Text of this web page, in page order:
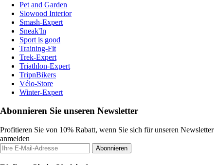
Pet and Garden
Slowood Interior
Smash-Expert
Sneak'In
Sport is good
Training-Fit
Trek-Expert
Triathlon-Expert
TripnBikers
Vélo-Store
Winter-Expert
Abonnieren Sie unseren Newsletter
Profitieren Sie von 10% Rabatt, wenn Sie sich für unseren Newsletter
anmelden
Abonnieren